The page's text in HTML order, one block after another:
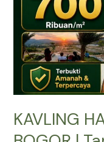
KAVLING
700
Ribuan
Puncak
Dekat
Citeureup